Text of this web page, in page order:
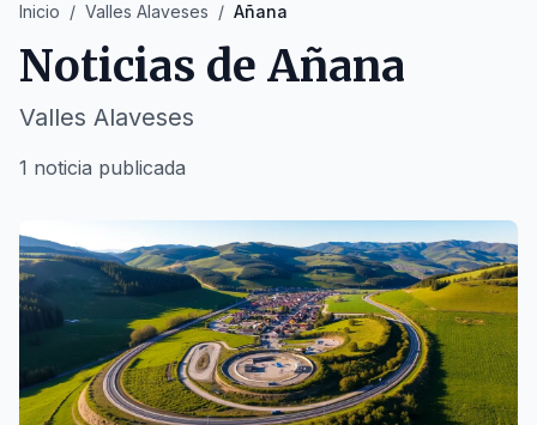
Inicio / Valles Alaveses / Añana
Noticias de Añana
Valles Alaveses
1 noticia publicada